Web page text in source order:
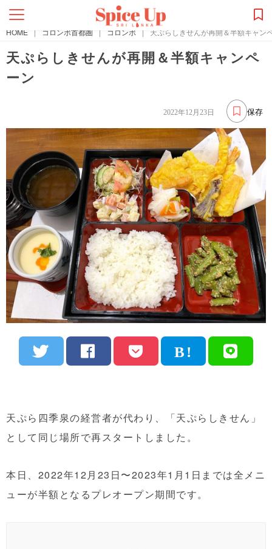
HOME | コロンボ首都圏 | コロンボ | 天ぷらしきせんが再開＆半額キャン
天ぷらしきせんが再開＆半額キャンペ
ーン
保存
2022年12月23日
天ぷら四季泉の経営者が代わり、「天ぷらしきせん」
として同じ場所で再スタートしました。
本日、2022年12月23日〜2023年1月1日までは全メニ
ューが半額となるプレオープン期間です。